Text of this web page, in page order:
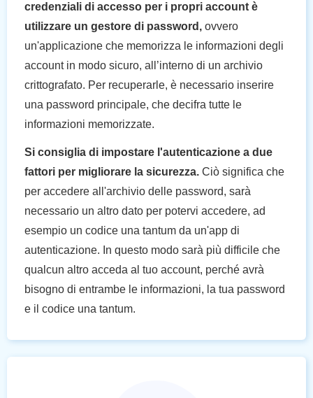
credenziali di accesso per i propri account è
utilizzare un gestore di password, ovvero
un'applicazione che memorizza le informazioni degli
account in modo sicuro, all’interno di un archivio
crittografato. Per recuperarle, è necessario inserire
una password principale, che decifra tutte le
informazioni memorizzate.
Si consiglia di impostare l'autenticazione a due
fattori per migliorare la sicurezza. Ciò significa che
per accedere all'archivio delle password, sarà
necessario un altro dato per potervi accedere, ad
esempio un codice una tantum da un'app di
autenticazione. In questo modo sarà più difficile che
qualcun altro acceda al tuo account, perché avrà
bisogno di entrambe le informazioni, la tua password
e il codice una tantum.